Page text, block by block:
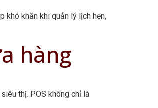
khó khăn khi quản lý lịch hẹn,
hàng
thị. POS không chỉ là